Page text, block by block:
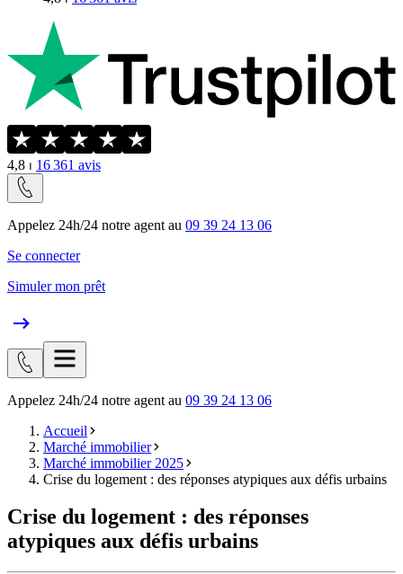
4,8 ⏐ 16 361 avis
Appelez 24h/24 notre agent au 09 39 24 13 06
Se connecter
Simuler mon prêt
Appelez 24h/24 notre agent au 09 39 24 13 06
Accueil
Marché immobilier
Marché immobilier 2025
Crise du logement : des réponses atypiques aux défis urbains
Crise du logement : des réponses
atypiques aux défis urbains